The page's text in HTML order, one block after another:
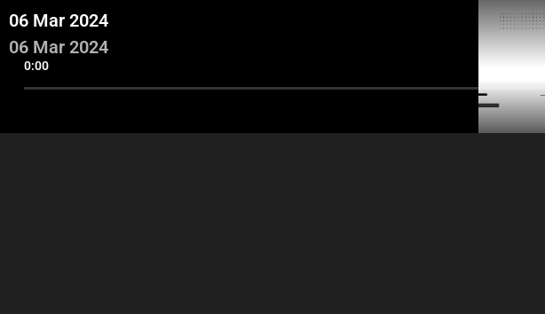
0:00
06 Mar 2024
06 Mar 2024